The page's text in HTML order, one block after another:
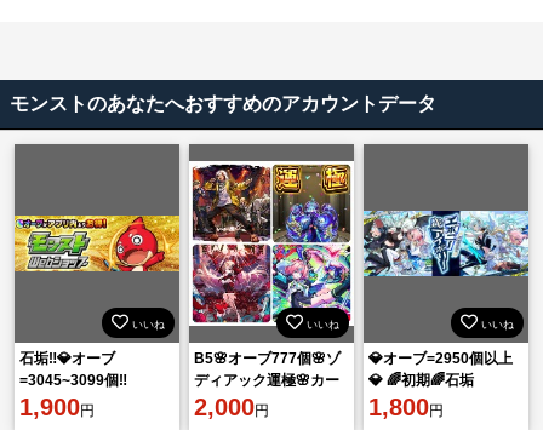
モンストのあなたへおすすめのアカウントデータ
いいね
石垢‼️💎オーブ
=3045~3099個‼️
1,900円
いいね
B5🌸オーブ777個🌸ゾ
ディアック運極🌸カー
ミラ カルマロックスタ
2,000円
いいね
💎オーブ=2950個以上
💎 🌈初期🌈石垢
1,800円